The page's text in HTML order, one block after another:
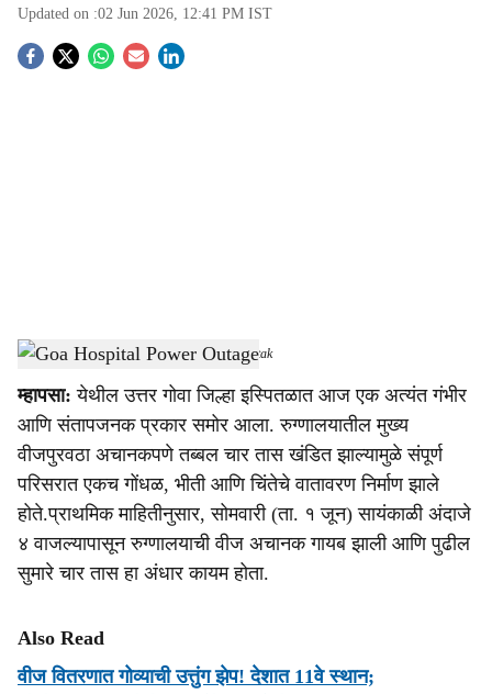
Updated on :02 Jun 2026, 12:41 PM IST
S
a
r
e
Goa Hospital Power Outage-Dainik Gomantak
म्हापसा: येथील उत्तर गोवा जिल्हा इस्पितळात आज एक अत्यंत गंभीर
आणि संतापजनक प्रकार समोर आला. रुग्णालयातील मुख्य
वीजपुरवठा अचानकपणे तब्बल चार तास खंडित झाल्यामुळे संपूर्ण
परिसरात एकच गोंधळ, भीती आणि चिंतेचे वातावरण निर्माण झाले
होते.प्राथमिक माहितीनुसार, सोमवारी (ता. १ जून) सायंकाळी अंदाजे
४ वाजल्यापासून रुग्णालयाची वीज अचानक गायब झाली आणि पुढील
सुमारे चार तास हा अंधार कायम होता.
Also Read
वीज वितरणात गोव्याची उत्तुंग झेप! देशात 11वे स्थान;